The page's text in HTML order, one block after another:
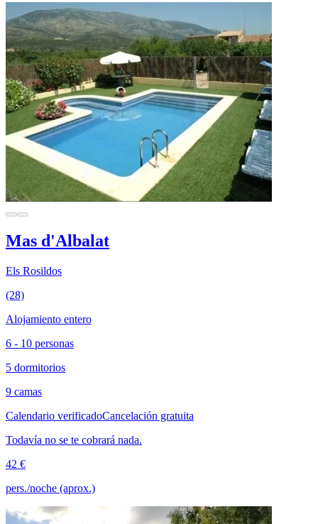
Mas d'Albalat
Els Rosildos
(28)
Alojamiento entero
6 - 10 personas
5 dormitorios
9 camas
Calendario verificadoCancelación gratuita
Todavía no se te cobrará nada.
42 €
pers./noche (aprox.)